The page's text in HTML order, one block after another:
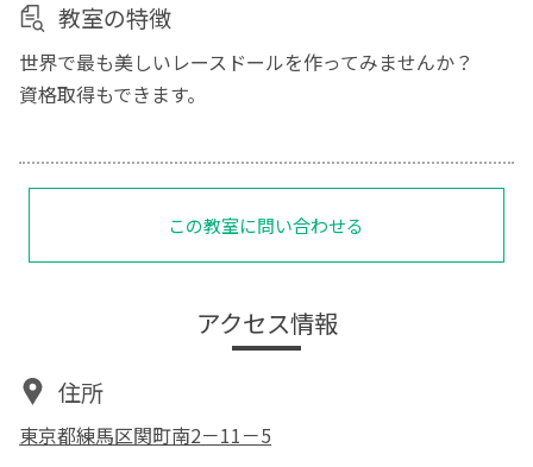
教室の特徴
世界で最も美しいレースドールを作ってみませんか？
資格取得もできます。
この教室に問い合わせる
アクセス情報
住所
東京都練馬区関町南2－11－5